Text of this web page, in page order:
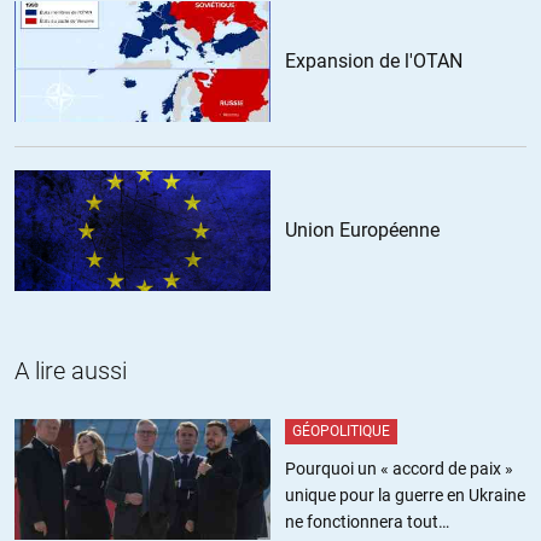
+19 ALERTER
Eric83
Bonjour Kiwixar, ci-joint un lien vers le meilleur site que je
connaisse pour comprendre le système financier qui dirige le
monde, au 1er rang duquel nous trouvons les banques centrales,
BCE, BOJ, BOE… et en haut de la pyramide, la Fed.
Kiwixar //03.12.2015 à 20h45
Merci, je vais potasser ça. Le sujet des « banques centrales
indépendantes » (du citoyen, donc dépendantes de quelques
Expansion de l'OTAN
Union Européenne
A lire aussi
GÉOPOLITIQUE
Pourquoi un « accord de paix »
unique pour la guerre en Ukraine
ne fonctionnera tout